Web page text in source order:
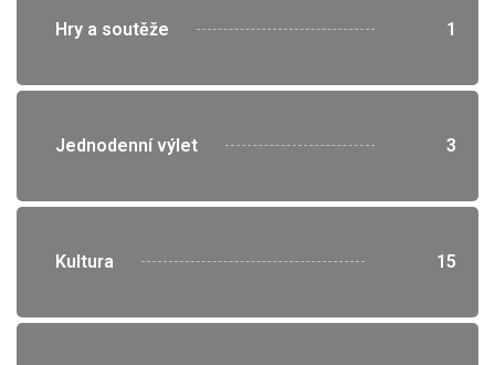
Hry a soutěže 1
Jednodenní výlet 3
Kultura 15